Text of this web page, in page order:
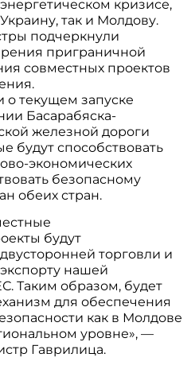
кризисе,
так и Молдову.
подчеркнули
приграничной
совместных проектов
о текущем запуске
Басарабяска-
железной дороги
будут способствовать
экономических
безопасному
обеих стран.
будут
торговли и
нашей
Таким образом, будет
для обеспечения
как в Молдове
уровне», —
Гаврилица.